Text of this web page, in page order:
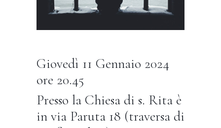
Giovedì 11 Gennaio 2024
ore 20.45
Presso la Chiesa di s. Rita è
in via Paruta 18 (traversa di